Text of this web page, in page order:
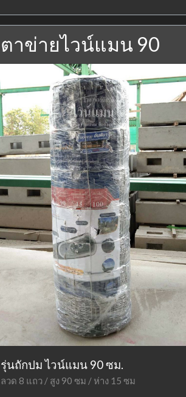
ตาข่ายไวน์แมน 90
รุ่นถักปม ไวน์แมน 90 ซม.
ลวด 8 แถว / สูง 90 ซม / ห่าง 15 ซม